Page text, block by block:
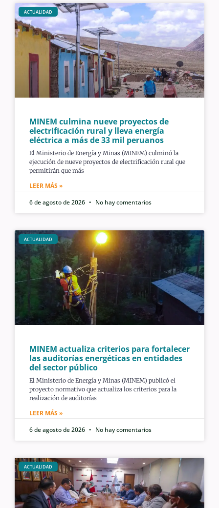
ACTUALIDAD
MINEM culmina nueve proyectos de
electrificación rural y lleva energía
eléctrica a más de 33 mil peruanos
El Ministerio de Energía y Minas (MINEM) culminó la
ejecución de nueve proyectos de electrificación rural que
permitirán que más
LEER MÁS »
6 de agosto de 2026
No hay comentarios
ACTUALIDAD
MINEM actualiza criterios para fortalecer
las auditorías energéticas en entidades
del sector público
El Ministerio de Energía y Minas (MINEM) publicó el
proyecto normativo que actualiza los criterios para la
realización de auditorías
LEER MÁS »
6 de agosto de 2026
No hay comentarios
ACTUALIDAD